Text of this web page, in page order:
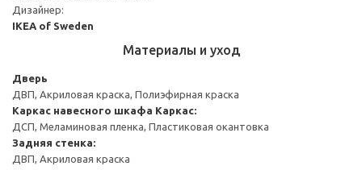
Дизайнер:
IKEA of Sweden
Материалы и уход
Дверь
ДВП, Акриловая краска, Полиэфирная краска
Каркас навесного шкафа Каркас:
ДСП, Меламиновая пленка, Пластиковая окантовка
Задняя стенка:
ДВП, Акриловая краска